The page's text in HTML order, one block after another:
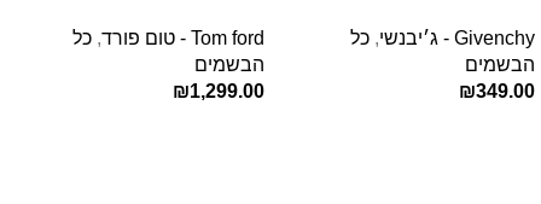
E.D.P 80ml ‏
Givenchy - ג׳יבנשי , כל
הבשמים
₪349.00
Tom ford - טום פורד
, כל
הבשמים
₪1,299.00